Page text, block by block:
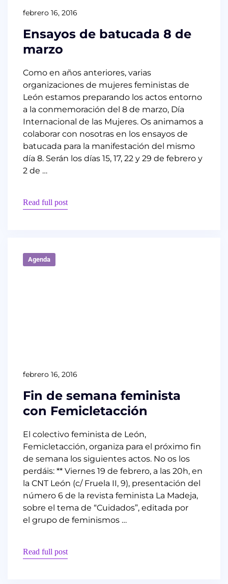
febrero 16, 2016
Ensayos de batucada 8 de
marzo
Como en años anteriores, varias
organizaciones de mujeres feministas de
León estamos preparando los actos entorno
a la conmemoración del 8 de marzo, Día
Internacional de las Mujeres. Os animamos a
colaborar con nosotras en los ensayos de
batucada para la manifestación del mismo
día 8. Serán los días 15, 17, 22 y 29 de febrero y
2 de …
Read full post
Agenda
febrero 16, 2016
Fin de semana feminista
con Femicletacción
El colectivo feminista de León,
Femicletacción, organiza para el próximo fin
de semana los siguientes actos. No os los
perdáis: ** Viernes 19 de febrero, a las 20h, en
la CNT León (c/ Fruela II, 9), presentación del
número 6 de la revista feminista La Madeja,
sobre el tema de “Cuidados”, editada por
el grupo de feminismos …
Read full post